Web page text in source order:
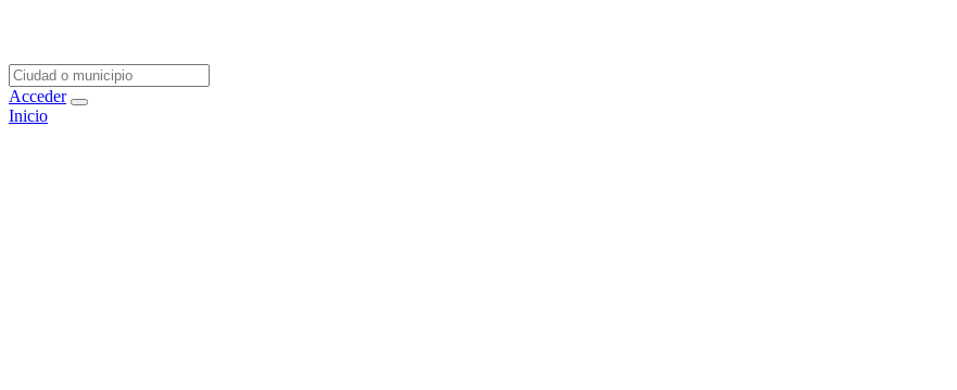
Acceder
Inicio